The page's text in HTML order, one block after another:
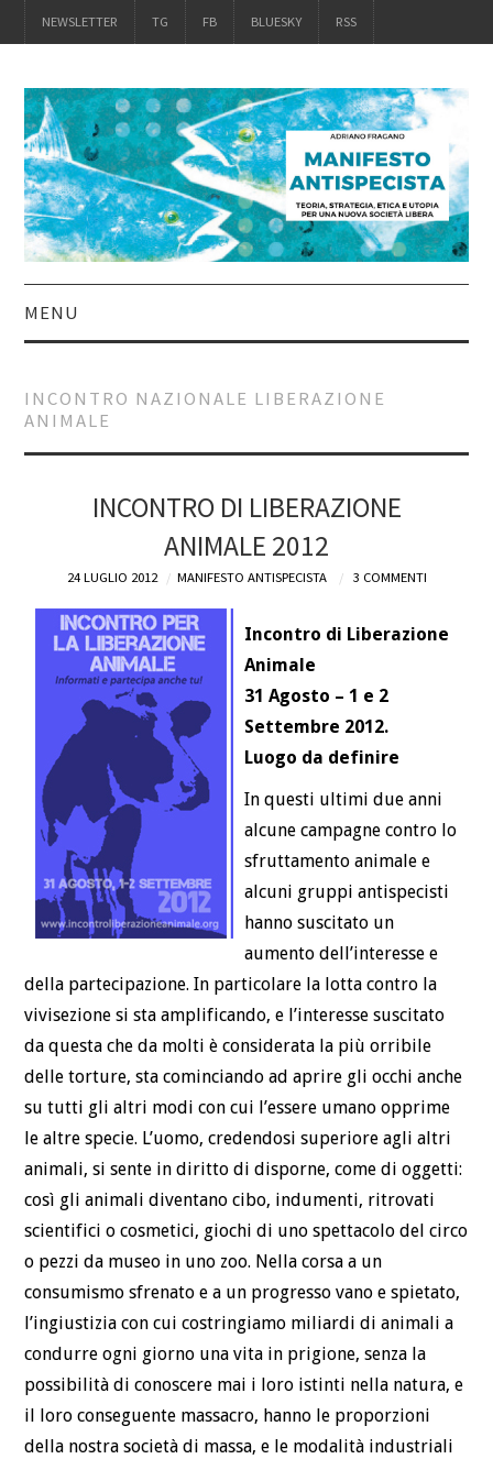
NEWSLETTER TG FB BLUESKY RSS
MENU
IL LIBRO
BLOG
CONTATTI
INCONTRO NAZIONALE LIBERAZIONE
ANIMALE
INCONTRO DI LIBERAZIONE
ANIMALE 2012
24 LUGLIO 2012 MANIFESTO ANTISPECISTA 3 COMMENTI
Incontro di Liberazione
Animale
31 Agosto – 1 e 2
Settembre 2012.
Luogo da definire
In questi ultimi due anni
alcune campagne contro lo
sfruttamento animale e
alcuni gruppi antispecisti
hanno suscitato un
aumento dell’interesse e
della partecipazione. In particolare la lotta contro la
vivisezione si sta amplificando, e l’interesse suscitato
da questa che da molti è considerata la più orribile
delle torture, sta cominciando ad aprire gli occhi anche
su tutti gli altri modi con cui l’essere umano opprime
le altre specie. L’uomo, credendosi superiore agli altri
animali, si sente in diritto di disporne, come di oggetti:
così gli animali diventano cibo, indumenti, ritrovati
scientifici o cosmetici, giochi di uno spettacolo del circo
o pezzi da museo in uno zoo. Nella corsa a un
consumismo sfrenato e a un progresso vano e spietato,
l’ingiustizia con cui costringiamo miliardi di animali a
condurre ogni giorno una vita in prigione, senza la
possibilità di conoscere mai i loro istinti nella natura, e
il loro conseguente massacro, hanno le proporzioni
della nostra società di massa, e le modalità industriali